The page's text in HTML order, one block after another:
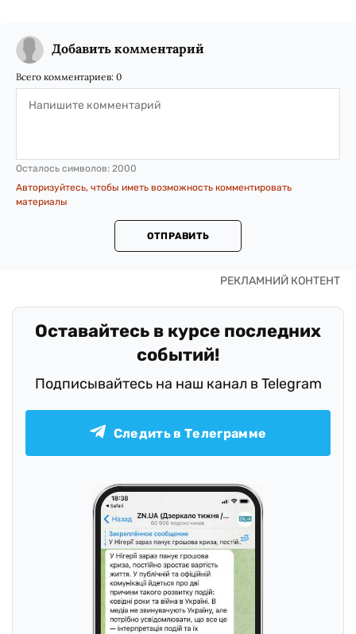
Добавить комментарий
Всего комментариев: 0
Осталось символов: 2000
Авторизуйтесь, чтобы иметь возможность комментировать
материалы
ОТПРАВИТЬ
Оставайтесь в курсе последних
событий!
Подписывайтесь на наш канал в Telegram
Следить в Телеграмме